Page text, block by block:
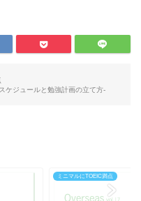
ケジュールと勉強計画の立て方-
ミニマルにTOEIC満点